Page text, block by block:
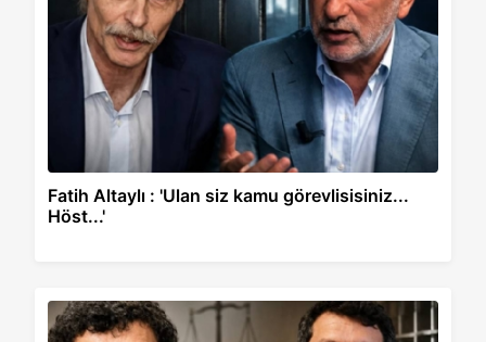
Fatih Altaylı : 'Ulan siz kamu görevlisisiniz...
Höst...'